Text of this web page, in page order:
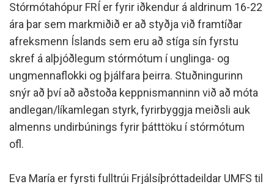
Stórmótahópur FRÍ er fyrir iðkendur á aldrinum 16-22
ára þar sem markmiðið er að styðja við framtíðar
afreksmenn Íslands sem eru að stíga sín fyrstu
skref á alþjóðlegum stórmótum í unglinga- og
ungmennaflokki og þjálfara þeirra. Stuðningurinn
snýr að því að aðstoða keppnismanninn við að móta
andlegan/líkamlegan styrk, fyrirbyggja meiðsli auk
almenns undirbúnings fyrir þátttöku í stórmótum
ofl.
Eva María er fyrsti fulltrúi Frjálsíþróttadeildar UMFS til